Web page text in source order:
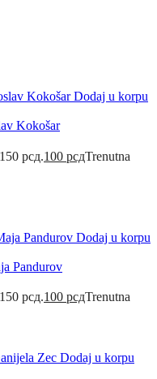
Dodaj u korpu
Kokošar
рсд.100 рсдTrenutna
Dodaj u korpu
Pandurov
рсд.100 рсдTrenutna
Dodaj u korpu